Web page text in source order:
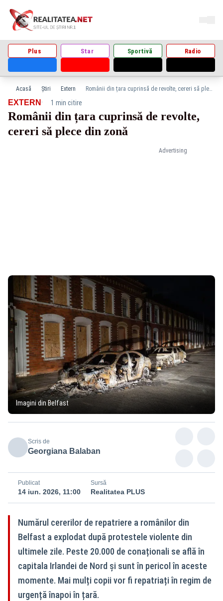
Plus Star Sportivă Radio
Acasă Știri Extern Românii din țara cuprinsă de revolte, cereri să plece din zonă
Advertising
EXTERN · 1 min citire
Românii din țara cuprinsă de revolte,
cereri să plece din zonă
Imagini din Belfast
Scris de
Georgiana Balaban
Publicat
14 iun. 2026, 11:00
Sursă
Realitatea PLUS
Numărul cererilor de repatriere a românilor din
Belfast a explodat după protestele violente din
ultimele zile. Peste 20.000 de conaționali se află în
capitala Irlandei de Nord și sunt în pericol în aceste
momente. Mai mulți copii vor fi repatriați în regim de
urgență înapoi în țară.